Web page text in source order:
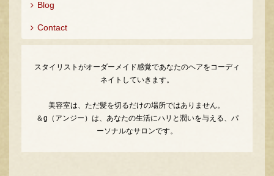
Blog
Contact
スタイリストがオーダーメイド感覚であなたのヘアをコーディ
ネイトしていきます。
美容室は、ただ髪を切るだけの場所ではありません。
＆g（アンジー）は、あなたの生活にハリと潤いを与える、パ
ーソナルなサロンです。